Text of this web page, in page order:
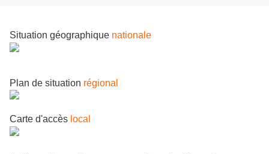
Situation géographique nationale
Plan de situation régional
Carte d'accès local